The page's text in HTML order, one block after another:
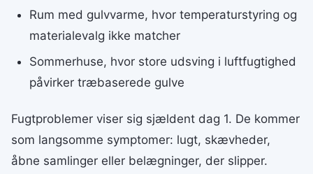
Rum med gulvvarme, hvor temperaturstyring og
materialevalg ikke matcher
Sommerhuse, hvor store udsving i luftfugtighed
påvirker træbaserede gulve
Fugtproblemer viser sig sjældent dag 1. De kommer
som langsomme symptomer: lugt, skævheder,
åbne samlinger eller belægninger, der slipper.